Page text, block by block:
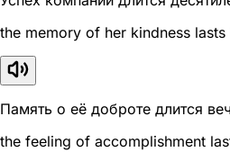
the memory of her kindness lasts
Память о её доброте длится
the feeling of accomplishment